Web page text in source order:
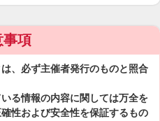
事項
、必ず主催者発行のものと照合
る情報の内容に関しては万全を
性および安全性を保証するもの